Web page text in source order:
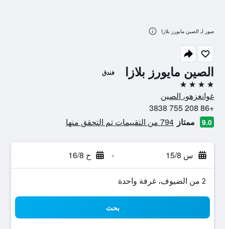
الصين مايورز بلازا فندق
4 نجوم
غوانغزهو، الصين
+86 208 755 3838
9.0 ممتاز 794 من التقييمات تم التحقق منها
س 15/8 - ح 16/8
2 من الضيوف، غرفة واحدة
بحث
صور لـ الصين مايورز بلازا